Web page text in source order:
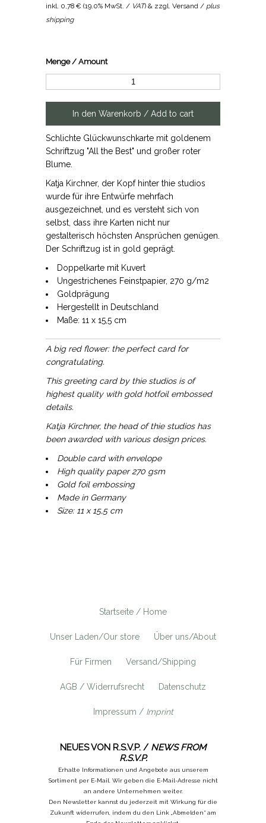
inkl. 0,78 € (19.0% MwSt. / VAT) & zzgl. Versand / plus
shipping
Menge / Amount
Schlichte Glückwunschkarte mit goldenem
Schriftzug "All the Best" und großer roter
Blume.
Katja Kirchner, der Kopf hinter thie studios
wurde für ihre Entwürfe mehrfach
ausgezeichnet, und es versteht sich von
selbst, dass ihre Karten nicht nur
gestalterisch höchsten Ansprüchen genügen.
Der Schriftzug ist in gold geprägt.
Doppelkarte mit Kuvert
Ungestrichenes Feinstpapier, 270 g/m2
Goldprägung
Hergestellt in Deutschland
Maße: 11 x 15,5 cm
A big red flower: the perfect card for
congratulating.
This greeting card by thie studios is of
highest quality with gold hotfoil embossed
details.
Katja Kirchner, the head of thie studios has
been awarded with various design prices.
Double card with envelope
High quality paper 270 gsm
Gold foil embossing
Made in Germany
Size: 11 x 15,5 cm
Startseite / Home
Unser Laden/Our store Über uns/About
Für Firmen Versand/Shipping
AGB / Widerrufsrecht Datenschutz
Impressum / Imprint
NEUES VON R.S.V.P. / NEWS FROM
R.S.V.P.
Erhalte Informationen und Angebote aus unserem
Sortiment per E-Mail. Wir geben die E-Mail-Adresse nicht
an andere Unternehmen weiter.
Den Newsletter kannst du jederzeit mit Wirkung für die
Zukunft widerrufen, indem du den Link „Abmelden“ am